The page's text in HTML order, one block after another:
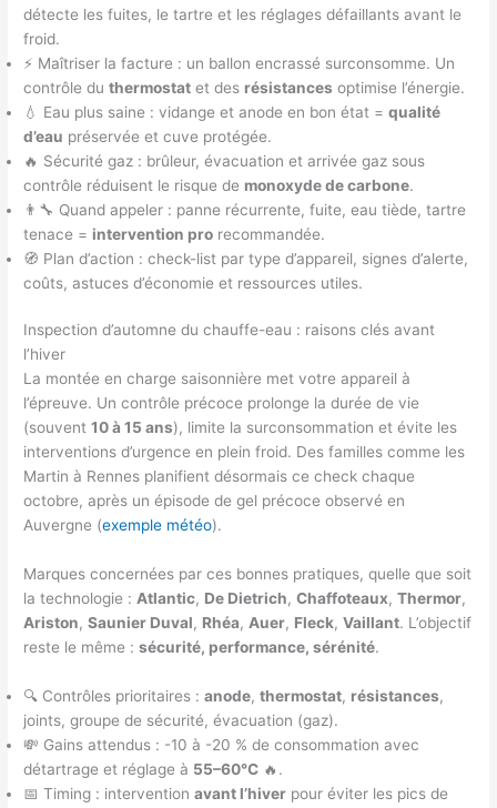
détecte les fuites, le tartre et les réglages défaillants avant le
froid.
⚡ Maîtriser la facture : un ballon encrassé surconsomme. Un
contrôle duthermostat et des résistances optimise l’énergie.
💧 Eau plus saine : vidange et anode en bon état =qualité
d’eau préservée et cuve protégée.
🔥 Sécurité gaz : brûleur, évacuation et arrivée gaz sous
contrôle réduisent le risque de monoxyde de carbone.
👨‍🔧 Quand appeler : panne récurrente, fuite, eau tiède, tartre
tenace = intervention pro recommandée.
🧭 Plan d’action : check-list par type d’appareil, signes d’alerte,
coûts, astuces d’économie et ressources utiles.
Inspection d’automne du chauffe-eau : raisons clés avant
l’hiver
La montée en charge saisonnière met votre appareil à
l’épreuve. Un contrôle précoce prolonge la durée de vie
(souvent10 à 15 ans), limite la surconsommation et évite les
interventions d’urgence en plein froid. Des familles comme les
Martin à Rennes planifient désormais ce check chaque
octobre, après un épisode de gel précoce observé en
Auvergne (exemple météo).
Marques concernées par ces bonnes pratiques, quelle que soit
la technologie :Atlantic, De Dietrich,Chaffoteaux,Thermor,
Ariston,Saunier Duval, Rhéa,Auer, Fleck,Vaillant. L’objectif
reste le même :sécurité, performance, sérénité.
🔍 Contrôles prioritaires :anode,thermostat, résistances,
joints, groupe de sécurité, évacuation (gaz).
💸 Gains attendus : -10 à -20 % de consommation avec
détartrage et réglage à 55–60°C 🔥.
📅 Timing : interventionavant l’hiver pour éviter les pics de